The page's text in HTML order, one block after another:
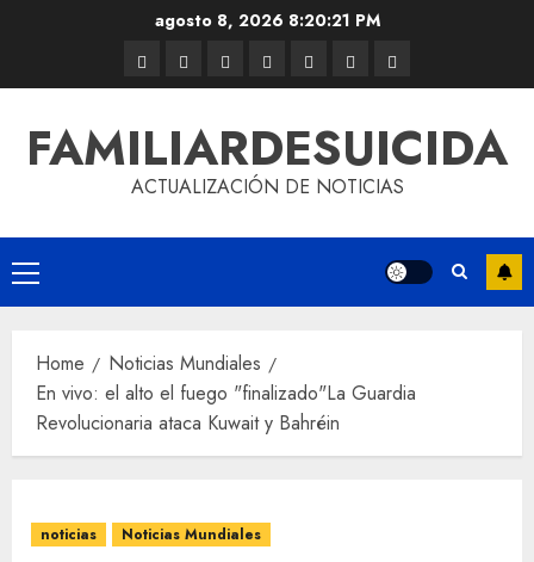
agosto 8, 2026 8:20:21 PM
FAMILIARDESUICIDA
ACTUALIZACIÓN DE NOTICIAS
Home
Noticias Mundiales
En vivo: el alto el fuego "finalizado"La Guardia
Revolucionaria ataca Kuwait y Bahréin
noticias Noticias Mundiales